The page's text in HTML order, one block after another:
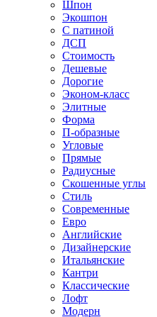
Шпон
Экошпон
С патиной
ДСП
Стоимость
Дешевые
Дорогие
Эконом-класс
Элитные
Форма
П-образные
Угловые
Прямые
Радиусные
Скошенные углы
Стиль
Современные
Евро
Английские
Дизайнерские
Итальянские
Кантри
Классические
Лофт
Модерн